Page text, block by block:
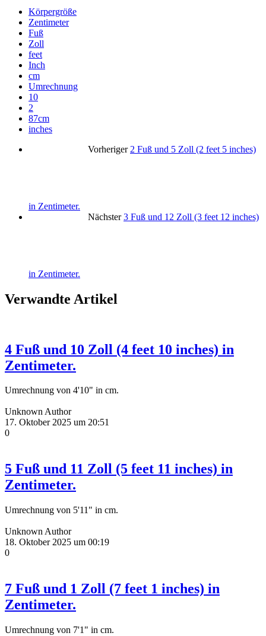
Körpergröße
Zentimeter
Fuß
Zoll
feet
Inch
cm
Umrechnung
10
2
87cm
inches
Vorheriger 2 Fuß und 5 Zoll (2 feet 5 inches)
in Zentimeter.
Nächster 3 Fuß und 12 Zoll (3 feet 12 inches)
in Zentimeter.
Verwandte Artikel
4 Fuß und 10 Zoll (4 feet 10 inches) in
Zentimeter.
Umrechnung von 4'10" in cm.
Unknown Author
17. Oktober 2025 um 20:51
0
5 Fuß und 11 Zoll (5 feet 11 inches) in
Zentimeter.
Umrechnung von 5'11" in cm.
Unknown Author
18. Oktober 2025 um 00:19
0
7 Fuß und 1 Zoll (7 feet 1 inches) in
Zentimeter.
Umrechnung von 7'1" in cm.